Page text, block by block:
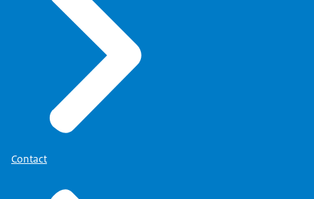
Veiligheid.
Voice-over:
De NCAB staat voor de Nationaal Coördinator
Antisemitismebestrijding en valt onder het
ministerie van Justitie en Veiligheid.
Beeldbeschrijving:
De naam ‘Nationaal Coördinator
en Veiligheid verschijnt in beeld.
Contact